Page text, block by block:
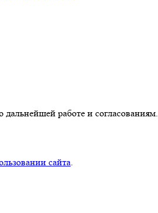
работе и
сайта